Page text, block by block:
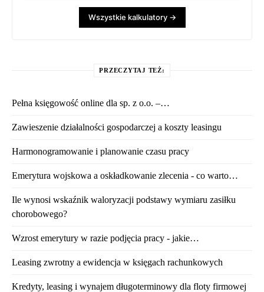
Wszystkie kalkulatory →
PRZECZYTAJ TEŻ:
Pełna księgowość online dla sp. z o.o. –…
Zawieszenie działalności gospodarczej a koszty leasingu
Harmonogramowanie i planowanie czasu pracy
Emerytura wojskowa a oskładkowanie zlecenia - co warto…
Ile wynosi wskaźnik waloryzacji podstawy wymiaru zasiłku
chorobowego?
Wzrost emerytury w razie podjęcia pracy - jakie…
Leasing zwrotny a ewidencja w księgach rachunkowych
Kredyty, leasing i wynajem długoterminowy dla floty firmowej